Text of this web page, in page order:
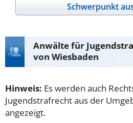
Schwerpunkt
Anwälte für
von Wiesbaden
Hinweis: Es werden auch
Jugendstrafrecht aus der
angezeigt.